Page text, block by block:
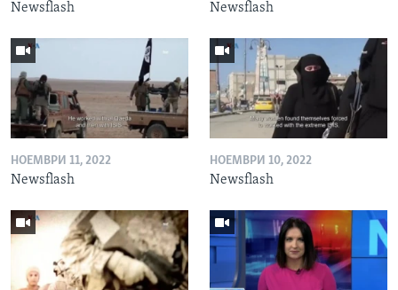
Newsflash Newsflash
НОЕМВРИ 11, 2022
Newsflash
НОЕМВРИ 10, 2022
Newsflash